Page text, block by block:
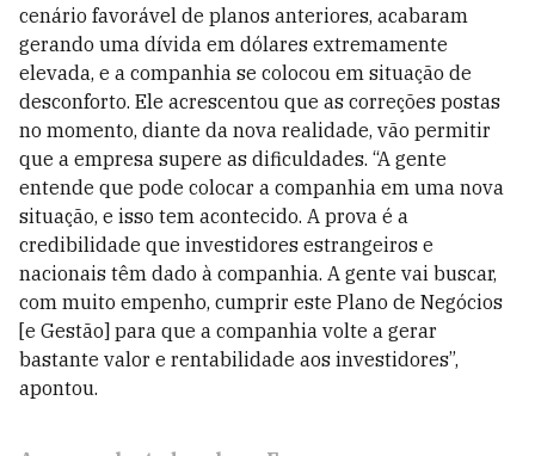
cenário favorável de planos anteriores, acabaram
gerando uma dívida em dólares extremamente
elevada, e a companhia se colocou em situação de
desconforto. Ele acrescentou que as correções postas
no momento, diante da nova realidade, vão permitir
que a empresa supere as dificuldades. “A gente
entende que pode colocar a companhia em uma nova
situação, e isso tem acontecido. A prova é a
credibilidade que investidores estrangeiros e
nacionais têm dado à companhia. A gente vai buscar,
com muito empenho, cumprir este Plano de Negócios
[e Gestão] para que a companhia volte a gerar
bastante valor e rentabilidade aos investidores”,
apontou.